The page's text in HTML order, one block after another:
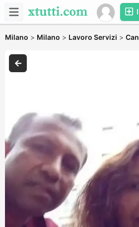
Milano > Milano > Lavoro Servizi >